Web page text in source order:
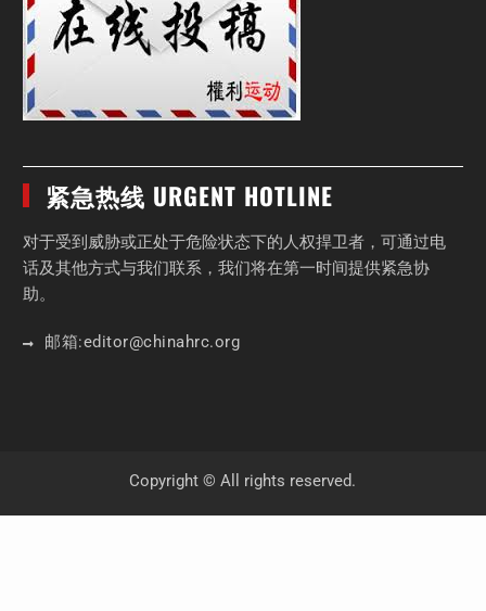
紧急热线 URGENT HOTLINE
对于受到威胁或正处于危险状态下的人权捍卫者，可通过电
话及其他方式与我们联系，我们将在第一时间提供紧急协
助。
邮箱:editor@chinahrc.org
Copyright © All rights reserved.